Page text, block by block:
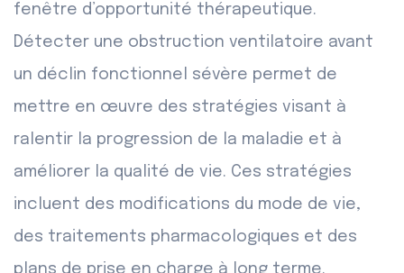
fenêtre d’opportunité thérapeutique.
Détecter une obstruction ventilatoire avant
un déclin fonctionnel sévère permet de
mettre en œuvre des stratégies visant à
ralentir la progression de la maladie et à
améliorer la qualité de vie. Ces stratégies
incluent des modifications du mode de vie,
des traitements pharmacologiques et des